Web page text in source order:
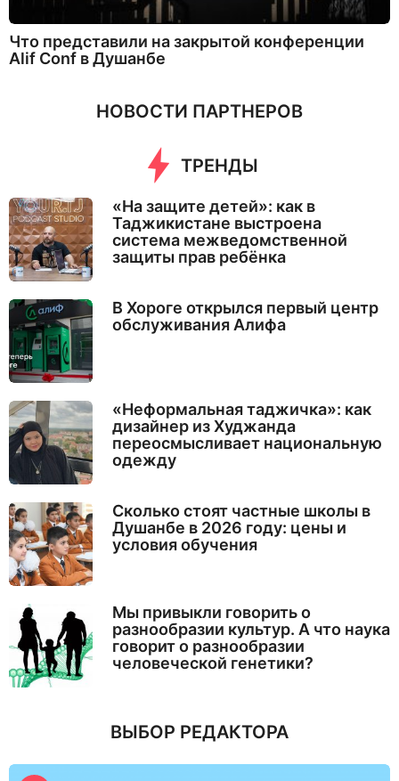
Что представили на закрытой конференции
Alif Conf в Душанбе
НОВОСТИ ПАРТНЕРОВ
ТРЕНДЫ
«На защите детей»: как в
Таджикистане выстроена
система межведомственной
защиты прав ребёнка
В Хороге открылся первый центр
обслуживания Алифа
«Неформальная таджичка»: как
дизайнер из Худжанда
переосмысливает национальную
одежду
Сколько стоят частные школы в
Душанбе в 2026 году: цены и
условия обучения
Мы привыкли говорить о
разнообразии культур. А что наука
говорит о разнообразии
человеческой генетики?
ВЫБОР РЕДАКТОРА